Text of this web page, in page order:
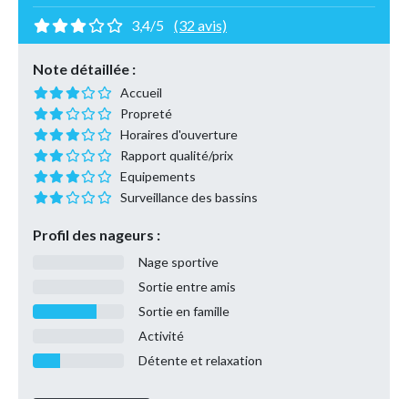
3,4/5 (32 avis)
Note détaillée :
Accueil
Propreté
Horaires d'ouverture
Rapport qualité/prix
Equipements
Surveillance des bassins
Profil des nageurs :
Nage sportive
Sortie entre amis
Sortie en famille
Activité
Détente et relaxation